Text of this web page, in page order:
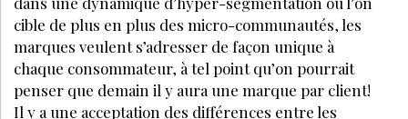
GREFFE CAPILLAIRE, LIPO HD, BLÉPHAROPLASTIE : LES
NOUVELLES TENDANCES ESTHÉTIQUES CHEZ LES
HOMMES EN 2026